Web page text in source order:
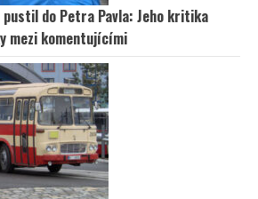
pustil do Petra Pavla: Jeho kritika
mezi komentujícími